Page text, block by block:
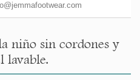
niño sin cordones y
lavable.